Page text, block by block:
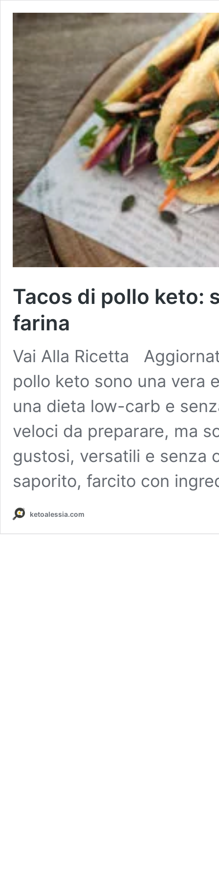
Tacos di pollo keto:
farina
Vai Alla Ricetta
pollo keto sono una vera
una dieta low-carb e
veloci da preparare, ma
gustosi, versatili e senza
saporito, farcito con
ketoalessia.com